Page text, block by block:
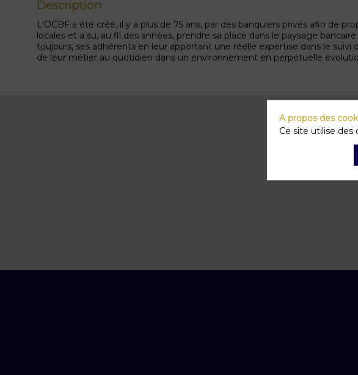
Description
L'OCBF a été créé, il y a plus de 75 ans, par des banquiers privés afin de
locales et a su, au fil des années, prendre sa place dans le paysage
toujours, ses adhérents en leur apportant une réelle expertise dans le
de leur métier au quotidien dans un environnement en perpétuelle
A propos des
Ce site utilise des